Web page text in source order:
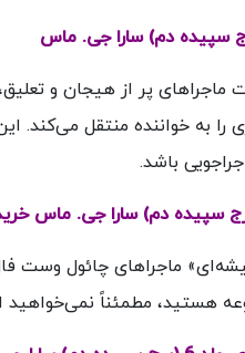
ماجراهای پر از هیجان و
را به خواننده منتقل
باشد.
ماجراهای چائول وست فال
هستید، مطمئناً